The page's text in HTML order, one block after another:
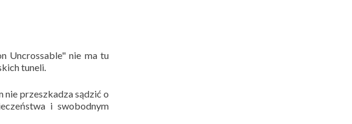
Uncrossable" nie ma tu
tuneli.
przeszkadza sądzić o
i swobodnym